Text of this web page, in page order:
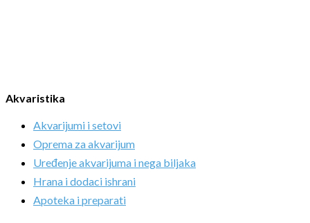
Akvaristika
Akvarijumi i setovi
Oprema za akvarijum
Uređenje akvarijuma i nega biljaka
Hrana i dodaci ishrani
Apoteka i preparati